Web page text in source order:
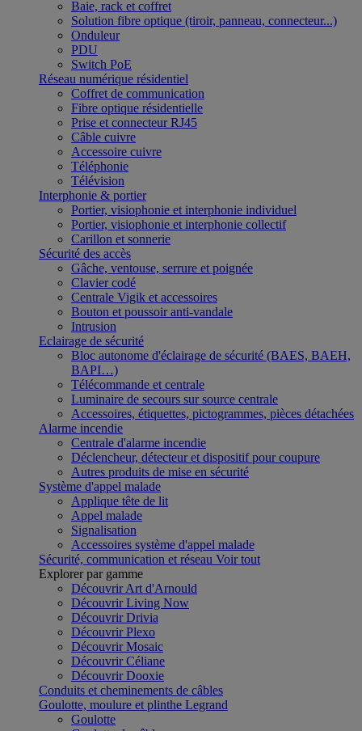
Baie, rack et coffret
Solution fibre optique (tiroir, panneau, connecteur...)
Onduleur
PDU
Switch PoE
Réseau numérique résidentiel
Coffret de communication
Fibre optique résidentielle
Prise et connecteur RJ45
Câble cuivre
Accessoire cuivre
Téléphonie
Télévision
Interphonie & portier
Portier, visiophonie et interphonie individuel
Portier, visiophonie et interphonie collectif
Carillon et sonnerie
Sécurité des accès
Gâche, ventouse, serrure et poignée
Clavier codé
Centrale Vigik et accessoires
Bouton et poussoir anti-vandale
Intrusion
Eclairage de sécurité
Bloc autonome d'éclairage de sécurité (BAES, BAEH,
BAPI…)
Télécommande et centrale
Luminaire de secours sur source centrale
Accessoires, étiquettes, pictogrammes, pièces détachées
Alarme incendie
Centrale d'alarme incendie
Déclencheur, détecteur et dispositif pour coupure
Autres produits de mise en sécurité
Système d'appel malade
Applique tête de lit
Appel malade
Signalisation
Accessoires système d'appel malade
Sécurité, communication et réseau Voir tout
Explorer par gamme
Découvrir Art d'Arnould
Découvrir Living Now
Découvrir Drivia
Découvrir Plexo
Découvrir Mosaic
Découvrir Céliane
Découvrir Dooxie
Conduits et cheminements de câbles
Goulotte, moulure et plinthe Legrand
Goulotte